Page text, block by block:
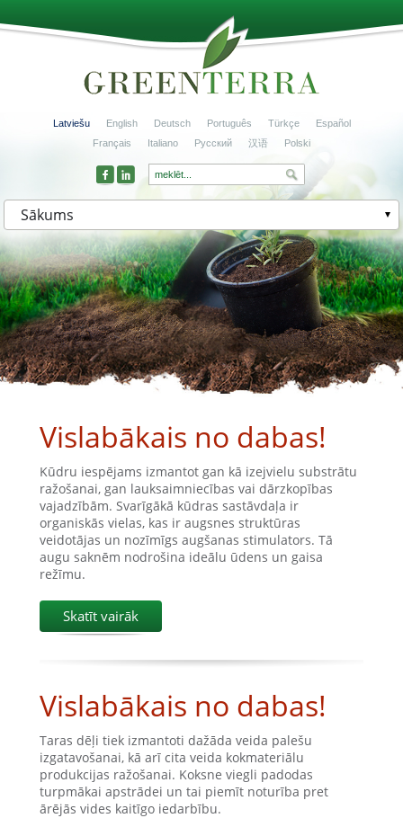
Latviešu English Deutsch Português Türkçe
Español
Français
Italiano Русский 汉语 Polski
Sākums
Vislabākais no dabas!
Kūdru iespējams izmantot gan kā izejvielu substrātu
ražošanai, gan lauksaimniecības vai dārzkopības
vajadzībām. Svarīgākā kūdras sastāvdaļa ir
organiskās vielas, kas ir augsnes struktūras
veidotājas un nozīmīgs augšanas stimulators. Tā
augu saknēm nodrošina ideālu ūdens un gaisa
režīmu.
Skatīt vairāk
Vislabākais no dabas!
Taras dēļi tiek izmantoti dažāda veida palešu
izgatavošanai, kā arī cita veida kokmateriālu
produkcijas ražošanai. Koksne viegli padodas
turpmākai apstrādei un tai piemīt noturība pret
ārējās vides kaitīgo iedarbību.